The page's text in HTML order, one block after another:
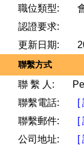
職位類型:
認證要求:
更新日期:
聯繫方式
聯 繫 人:
聯繫電話:
[
聯繫郵件:
[
公司地址:
[